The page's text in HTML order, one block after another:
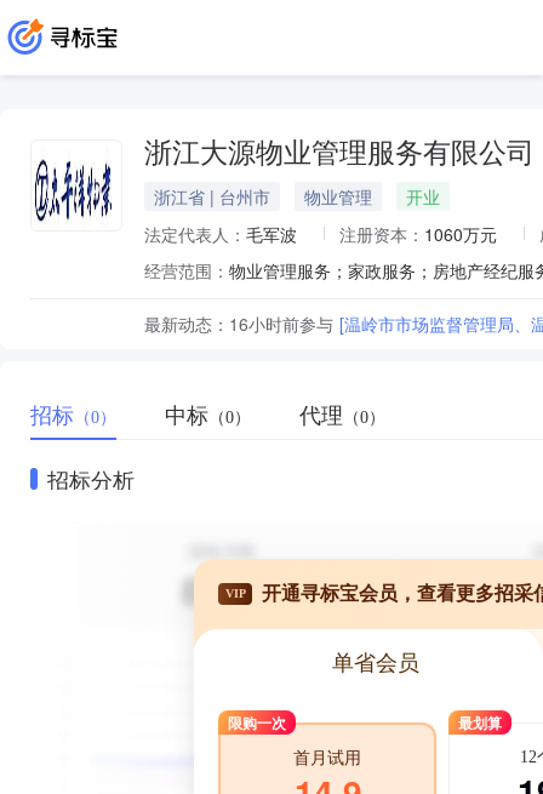
浙江大源物业管理服务有限公司
浙江省 | 台州市 物业管理
开业
法定代表人： 毛军波 注册资本： 1060万元
经营范围：
最新动态： 16小时前参与 [温岭市市场监督管理局、
招标 （0） 中标 （0） 代理 （0）
招标分析
VIP 开通寻标宝会员，查看更多招采
单省会员
限购一次
首月试用
最划算
12